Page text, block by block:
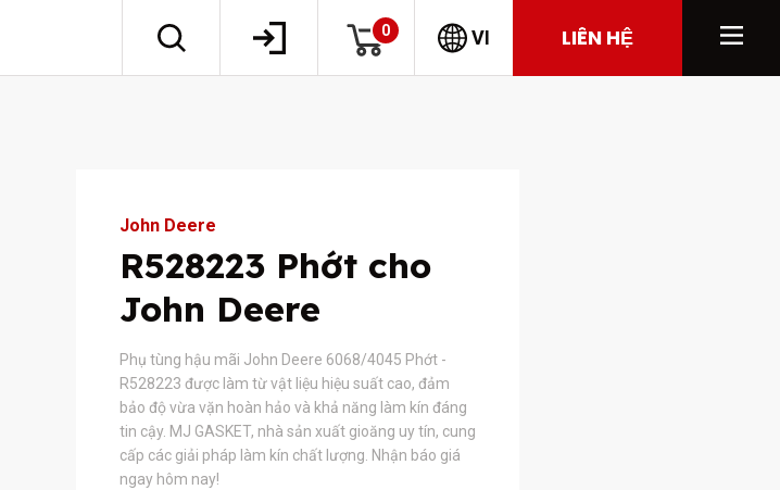
0 VI LIÊN HỆ
John Deere
R528223 Phớt cho
John Deere
Phụ tùng hậu mãi John Deere 6068/4045 Phớt -
R528223 được làm từ vật liệu hiệu suất cao, đảm
bảo độ vừa vặn hoàn hảo và khả năng làm kín đáng
tin cậy. MJ GASKET, nhà sản xuất gioăng uy tín, cung
cấp các giải pháp làm kín chất lượng. Nhận báo giá
ngay hôm nay!